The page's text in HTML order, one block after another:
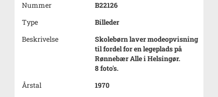
Nummer
B22126
Type
Billeder
Beskrivelse
Skolebørn laver modeopvisning
til fordel for en legeplads på
Rønnebær Alle i Helsingør.
8 foto's.
Årstal
1970